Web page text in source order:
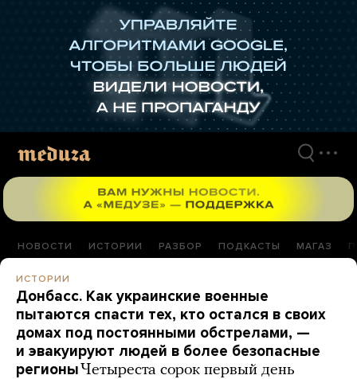
НОВОСТИ ИСТОРИИ РАЗБОР ПОДКАСТЫ МАГАЗ
ИСТОРИИ
Донбасс. Как украинские военные
пытаются спасти тех, кто остался в своих
домах под постоянными обстрелами, —
и эвакуируют людей в более безопасные
регионы Четыреста сорок первый день